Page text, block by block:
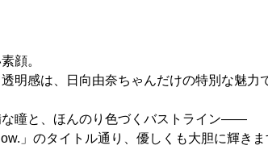
顔。
明感は、日向由奈ちゃんだけの特別な魅力
な瞳と、ほんのり色づくバストライン――
」のタイトル通り、優しくも大胆に輝きま